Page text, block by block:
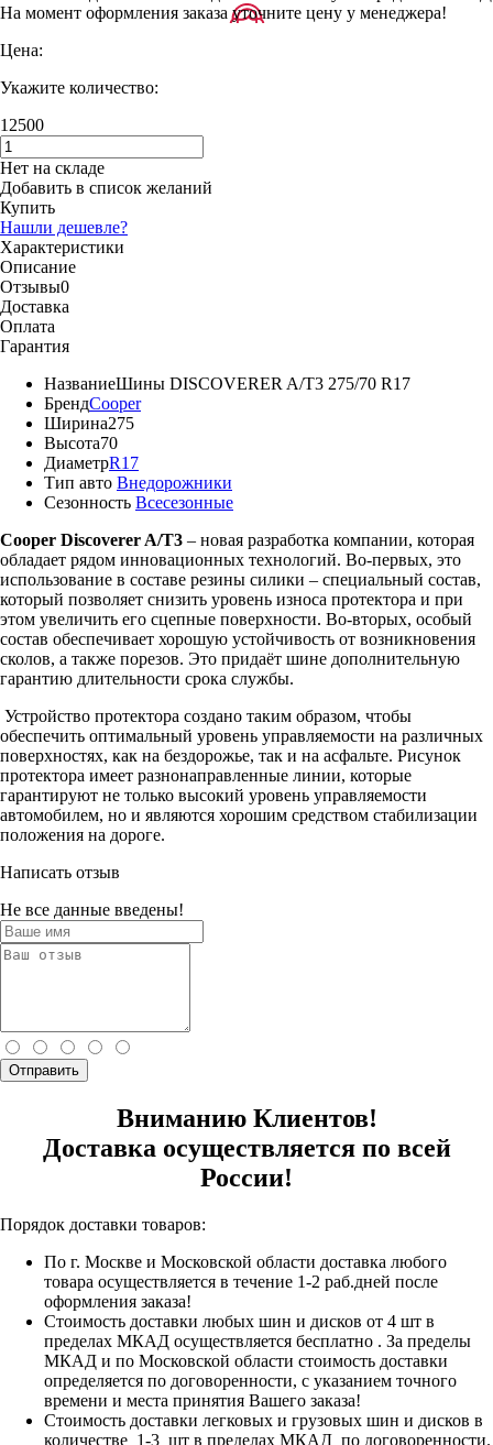
На момент оформления заказа уточните цену у менеджера!
Цена:
Укажите количество:
12500
Нет на складе
Добавить в список желаний
Купить
Нашли дешевле?
Характеристики
Описание
Отзывы0
Доставка
Оплата
Гарантия
НазваниеШины DISCOVERER A/T3 275/70 R17
БрендCooper
Ширина275
Высота70
ДиаметрR17
Тип авто Внедорожники
Сезонность Всесезонные
Cooper Discoverer A/T3 – новая разработка компании, которая
обладает рядом инновационных технологий. Во-первых, это
использование в составе резины силики – специальный состав,
который позволяет снизить уровень износа протектора и при
этом увеличить его сцепные поверхности. Во-вторых, особый
состав обеспечивает хорошую устойчивость от возникновения
сколов, а также порезов. Это придаёт шине дополнительную
гарантию длительности срока службы.
Устройство протектора создано таким образом, чтобы
обеспечить оптимальный уровень управляемости на различных
поверхностях, как на бездорожье, так и на асфальте. Рисунок
протектора имеет разнонаправленные линии, которые
гарантируют не только высокий уровень управляемости
автомобилем, но и являются хорошим средством стабилизации
положения на дороге.
Написать отзыв
Не все данные введены!
Отправить
Вниманию Клиентов!
Доставка осуществляется по всей
России!
Порядок доставки товаров:
По г. Москве и Московской области доставка любого
товара осуществляется в течение 1-2 раб.дней после
оформления заказа!
Стоимость доставки любых шин и дисков от 4 шт в
пределах МКАД осуществляется бесплатно . За пределы
МКАД и по Московской области стоимость доставки
определяется по договоренности, с указанием точного
времени и места принятия Вашего заказа!
Стоимость доставки легковых и грузовых шин и дисков в
количестве 1-3 шт в пределах МКАД по договоренности.